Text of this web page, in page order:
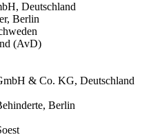
Deutschland
Berlin
(AvD)
& Co. KG, Deutschland
Berlin